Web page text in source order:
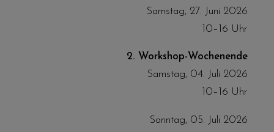
Samstag, 27. Juni 2026
10–16 Uhr
2. Workshop-Wochenende
Samstag, 04. Juli 2026
10–16 Uhr
Sonntag, 05. Juli 2026